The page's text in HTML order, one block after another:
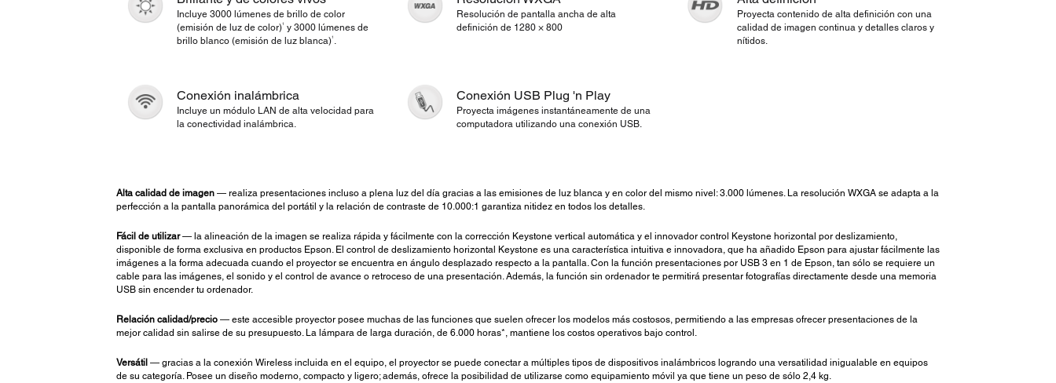
Incluye 3000 lúmenes de brillo de color
(emisión de luz de color)1
y 3000 lúmenes de
brillo blanco (emisión de luz blanca)1 .
Resolución de pantalla ancha de alta
definición de 1280 × 800
Proyecta contenido de alta definición con una
calidad de imagen continua y detalles claros y
nítidos.
Conexión inalámbrica
Incluye un módulo LAN de alta velocidad para
la conectividad inalámbrica.
Conexión USB Plug 'n Play
Proyecta imágenes instantáneamente de una
computadora utilizando una conexión USB.
Alta calidad de imagen— realiza presentaciones incluso a plena luz del día gracias a las emisiones de luz blanca y en color del mismo nivel: 3.000 lúmenes. La resolución WXGA se adapta a la
perfección a la pantalla panorámica del portátil y la relación de contraste de 10.000:1 garantiza nitidez en todos los detalles.
Fácil de utilizar— la alineación de la imagen se realiza rápida y fácilmente con la corrección Keystone vertical automática y el innovador control Keystone horizontal por deslizamiento,
disponible de forma exclusiva en productos Epson. El control de deslizamiento horizontal Keystone es una característica intuitiva e innovadora, que ha añadido Epson para ajustar fácilmente las
imágenes a la forma adecuada cuando el proyector se encuentra en ángulo desplazado respecto a la pantalla. Con la función presentaciones por USB 3 en 1 de Epson, tan sólo se requiere un
cable para las imágenes, el sonido y el control de avance o retroceso de una presentación. Además, la función sin ordenador te permitirá presentar fotografías directamente desde una memoria
USB sin encender tu ordenador.
Relación calidad/precio— este accesible proyector posee muchas de las funciones que suelen ofrecer los modelos más costosos, permitiendo a las empresas ofrecer presentaciones de la
mejor calidad sin salirse de su presupuesto. La lámpara de larga duración, de 6.000 horas*, mantiene los costos operativos bajo control.
Versátil — gracias a la conexión Wireless incluida en el equipo, el proyector se puede conectar a múltiples tipos de dispositivos inalámbricos logrando una versatilidad inigualable en equipos
de su categoría. Posee un diseño moderno, compacto y ligero; además, ofrece la posibilidad de utilizarse como equipamiento móvil ya que tiene un peso de sólo 2,4 kg.